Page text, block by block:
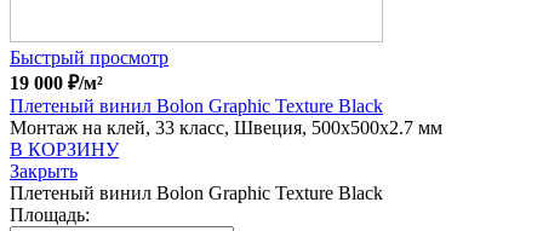
Быстрый просмотр
19 000 ₽/м²
Плетеный винил Bolon Graphic Texture Black
Монтаж на клей, 33 класс, Швеция, 500x500x2.7 мм
В КОРЗИНУ
Закрыть
Плетеный винил Bolon Graphic Texture Black
Площадь: